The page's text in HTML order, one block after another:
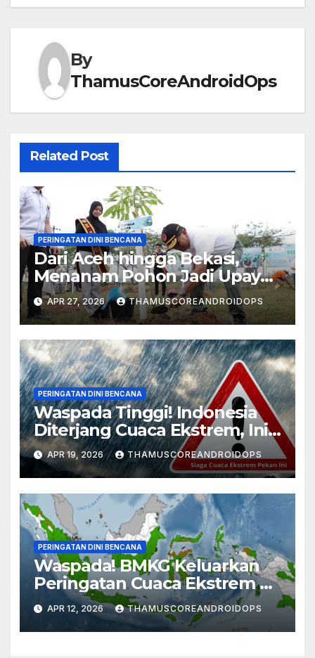
By
ThamusCoreAndroidOps
Related Post
PERINGATAN DINI BENCANA
Dari Aceh hingga Bekasi,
Menanam Pohon Jadi Upaya
Redam Bencana Alam
APR 27, 2026 THAMUSCOREANDROIDOPS
PERINGATAN DINI BENCANA
Waspada Tinggi! Indonesia
Diterjang Cuaca Ekstrem, Ini
Daftar Daerah Rawan
APR 19, 2026 THAMUSCOREANDROIDOPS
PERINGATAN DINI BENCANA
Waspada! BMKG Keluarkan
Peringatan Cuaca Ekstrem di
Aceh Hingga 20 April
APR 12, 2026 THAMUSCOREANDROIDOPS